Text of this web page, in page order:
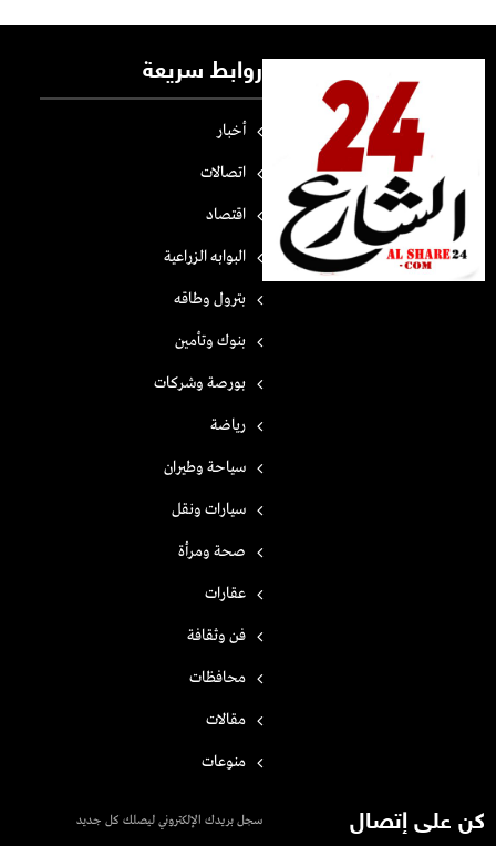
روابط سريعة
أخبار
اتصالات
اقتصاد
البوابه الزراعية
بترول وطاقه
بنوك وتأمين
بورصة وشركات
رياضة
سياحة وطيران
سيارات ونقل
صحة ومرأة
عقارات
فن وثقافة
محافظات
مقالات
منوعات
كن على إتصال سجل بريدك الإلكتروني ليصلك كل جديد